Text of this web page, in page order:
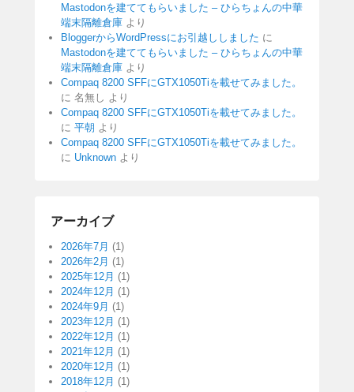
Mastodonを建ててもらいました – ひらちょんの中華
端末隔離倉庫 より
BloggerからWordPressにお引越ししました に
Mastodonを建ててもらいました – ひらちょんの中華
端末隔離倉庫 より
Compaq 8200 SFFにGTX1050Tiを載せてみました。
に 名無し より
Compaq 8200 SFFにGTX1050Tiを載せてみました。
に 平朝 より
Compaq 8200 SFFにGTX1050Tiを載せてみました。
に Unknown より
アーカイブ
2026年7月 (1)
2026年2月 (1)
2025年12月 (1)
2024年12月 (1)
2024年9月 (1)
2023年12月 (1)
2022年12月 (1)
2021年12月 (1)
2020年12月 (1)
2018年12月 (1)